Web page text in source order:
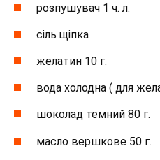
розпушувач 1 ч. л.
сіль щіпка
желатин 10 г.
вода холодна ( для
шоколад темний 80 г.
масло вершкове 50 г.